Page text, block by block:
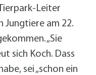
Leiter
Jungtiere am 22.
„Sie
sich Koch. Dass
sei „schon ein